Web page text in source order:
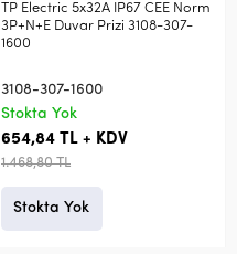
TP Electric 5x32A IP67 CEE Norm
3P+N+E Duvar Prizi 3108-307-
1600
3108-307-1600
Stokta Yok
654,84 TL + KDV
1.468,80 TL
Stokta Yok